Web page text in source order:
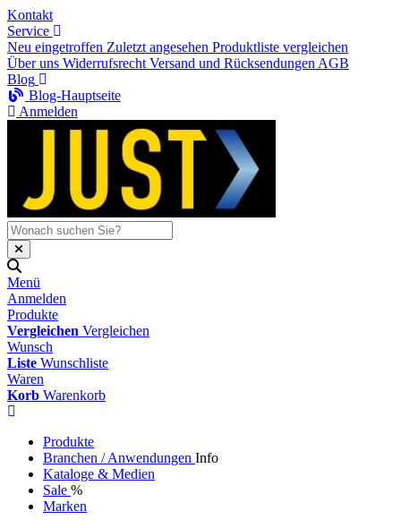
Kontakt
Service
Neu eingetroffen Zuletzt angesehen Produktliste vergleichen
Über uns Widerrufsrecht Versand und Rücksendungen AGB
Blog
Blog-Hauptseite
Anmelden
Menü
Anmelden
Produkte
Vergleichen Vergleichen
Wunsch
Liste Wunschliste
Waren
Korb Warenkorb
Produkte
Branchen / Anwendungen Info
Kataloge & Medien
Sale %
Marken